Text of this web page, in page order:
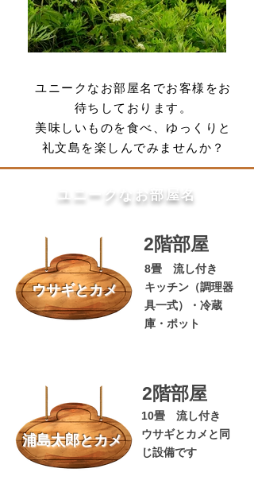
ユニークなお部屋名でお客様をお
待ちしております。
美味しいものを食べ、ゆっくりと
礼文島を楽しんでみませんか？
ユニークなお部屋名
ウサギとカメ
2階部屋
8畳 流し付き
キッチン（調理器
具一式）・冷蔵
庫・ポット
浦島太郎とカメ
2階部屋
10畳 流し付き
ウサギとカメと同
じ設備です